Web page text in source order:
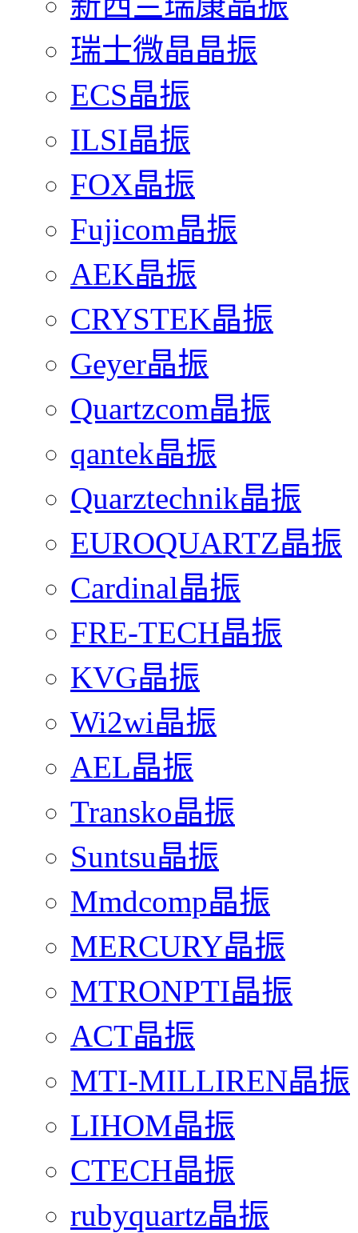
瑞士微晶晶振
ECS晶振
ILSI晶振
FOX晶振
Fujicom晶振
AEK晶振
CRYSTEK晶振
Geyer晶振
Quartzcom晶振
qantek晶振
Quarztechnik晶振
EUROQUARTZ晶振
Cardinal晶振
FRE-TECH晶振
KVG晶振
Wi2wi晶振
AEL晶振
Transko晶振
Suntsu晶振
Mmdcomp晶振
MERCURY晶振
MTRONPTI晶振
ACT晶振
MTI-MILLIREN晶振
LIHOM晶振
CTECH晶振
rubyquartz晶振